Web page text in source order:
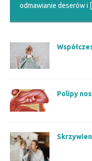
odmawianie deserów i
Polipy